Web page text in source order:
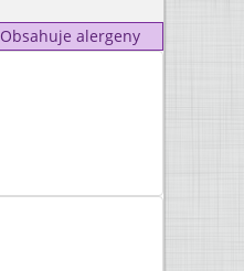
Obsahuje alergeny